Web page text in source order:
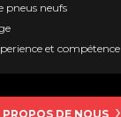
pneus neufs
et compétence
PROPOS DE NOUS